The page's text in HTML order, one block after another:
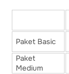
Paket Basic
Paket
Medium